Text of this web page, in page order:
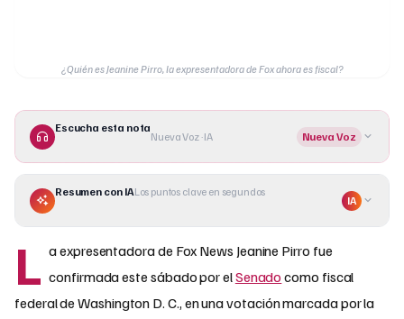
¿Quién es Jeanine Pirro, la expresentadora de Fox ahora es fiscal?
Escucha esta nota
Nueva Voz · IA Nueva Voz
Resumen con IALos puntos clave en segundos
IA
L a expresentadora de Fox News Jeanine Pirro fue
confirmada este sábado por elSenado como fiscal
federal de Washington D. C., en una votación marcada por la